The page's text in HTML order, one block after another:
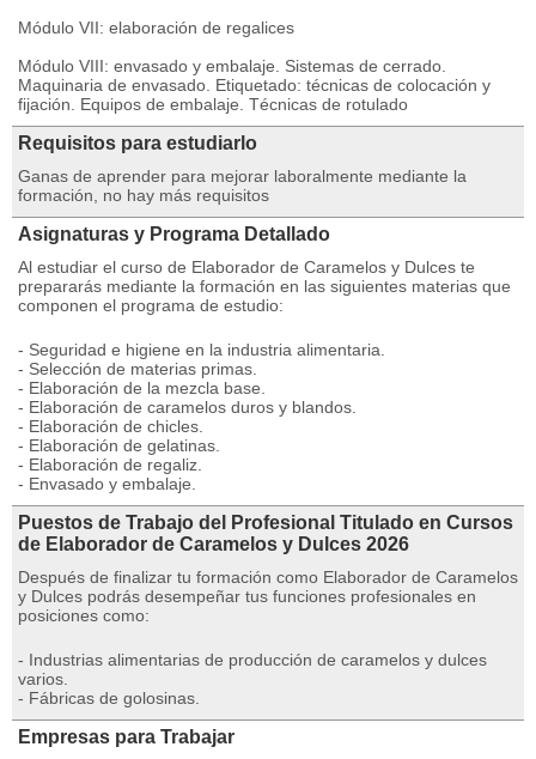
Módulo VII: elaboración de regalices
Módulo VIII: envasado y embalaje. Sistemas de cerrado.
Maquinaria de envasado. Etiquetado: técnicas de colocación y
fijación. Equipos de embalaje. Técnicas de rotulado
Requisitos para estudiarlo
Ganas de aprender para mejorar laboralmente mediante la
formación, no hay más requisitos
Asignaturas y Programa Detallado
Al estudiar el curso de Elaborador de Caramelos y Dulces te
prepararás mediante la formación en las siguientes materias que
componen el programa de estudio:
- Seguridad e higiene en la industria alimentaria.
- Selección de materias primas.
- Elaboración de la mezcla base.
- Elaboración de caramelos duros y blandos.
- Elaboración de chicles.
- Elaboración de gelatinas.
- Elaboración de regaliz.
- Envasado y embalaje.
Puestos de Trabajo del Profesional Titulado en Cursos
de Elaborador de Caramelos y Dulces 2026
Después de finalizar tu formación como Elaborador de Caramelos
y Dulces podrás desempeñar tus funciones profesionales en
posiciones como:
- Industrias alimentarias de producción de caramelos y dulces
varios.
- Fábricas de golosinas.
Empresas para Trabajar